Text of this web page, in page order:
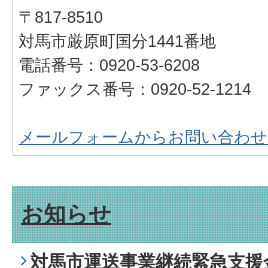
〒817-8510
対馬市厳原町国分1441番地
電話番号：0920-53-6208
ファックス番号：0920-52-1214
メールフォームからお問い合わ
お知らせ
対馬市運送事業継続緊急支